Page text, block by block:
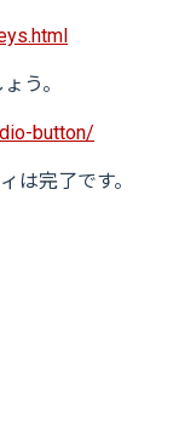
う。
button/
は完了です。